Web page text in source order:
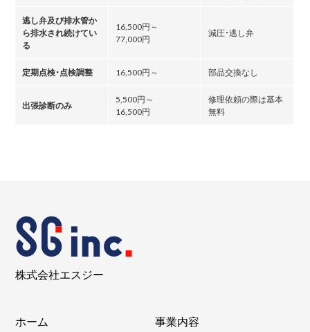
逃し弁及び排水管か
ら排水され続けてい
る
16,500円～
77,000円
減圧・逃し弁
定期点検・点検調整 16,500円～ 部品交換なし
出張診断のみ
5,500円～
16,500円
修理依頼の際は基本
無料
株式会社エスジー
ホーム 事業内容